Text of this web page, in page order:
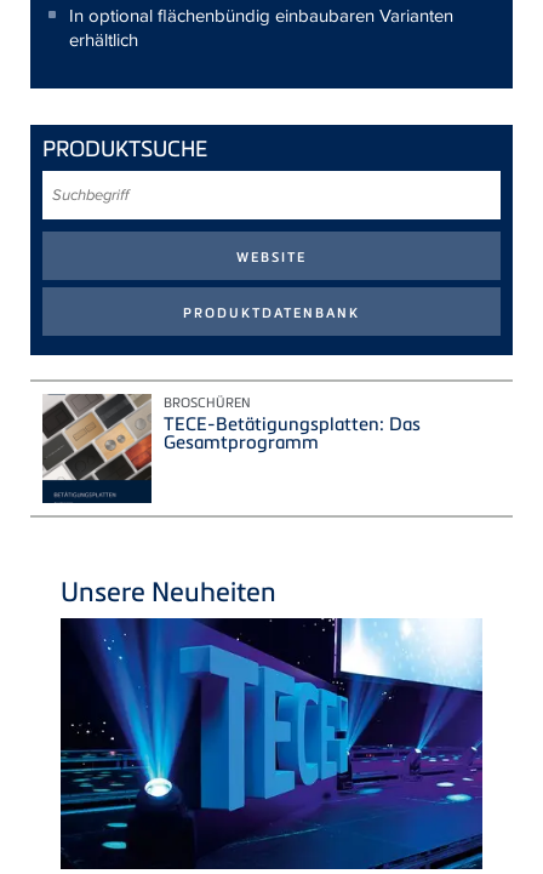
In optional flächenbündig einbaubaren Varianten
erhältlich
PRODUKTSUCHE
BROSCHÜREN
TECE-Betätigungsplatten: Das
Gesamtprogramm
Unsere Neuheiten